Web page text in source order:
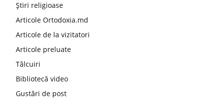
Știri religioase
Articole Ortodoxia.md
Articole de la vizitatori
Articole preluate
Tâlcuiri
Bibliotecă video
Gustări de post